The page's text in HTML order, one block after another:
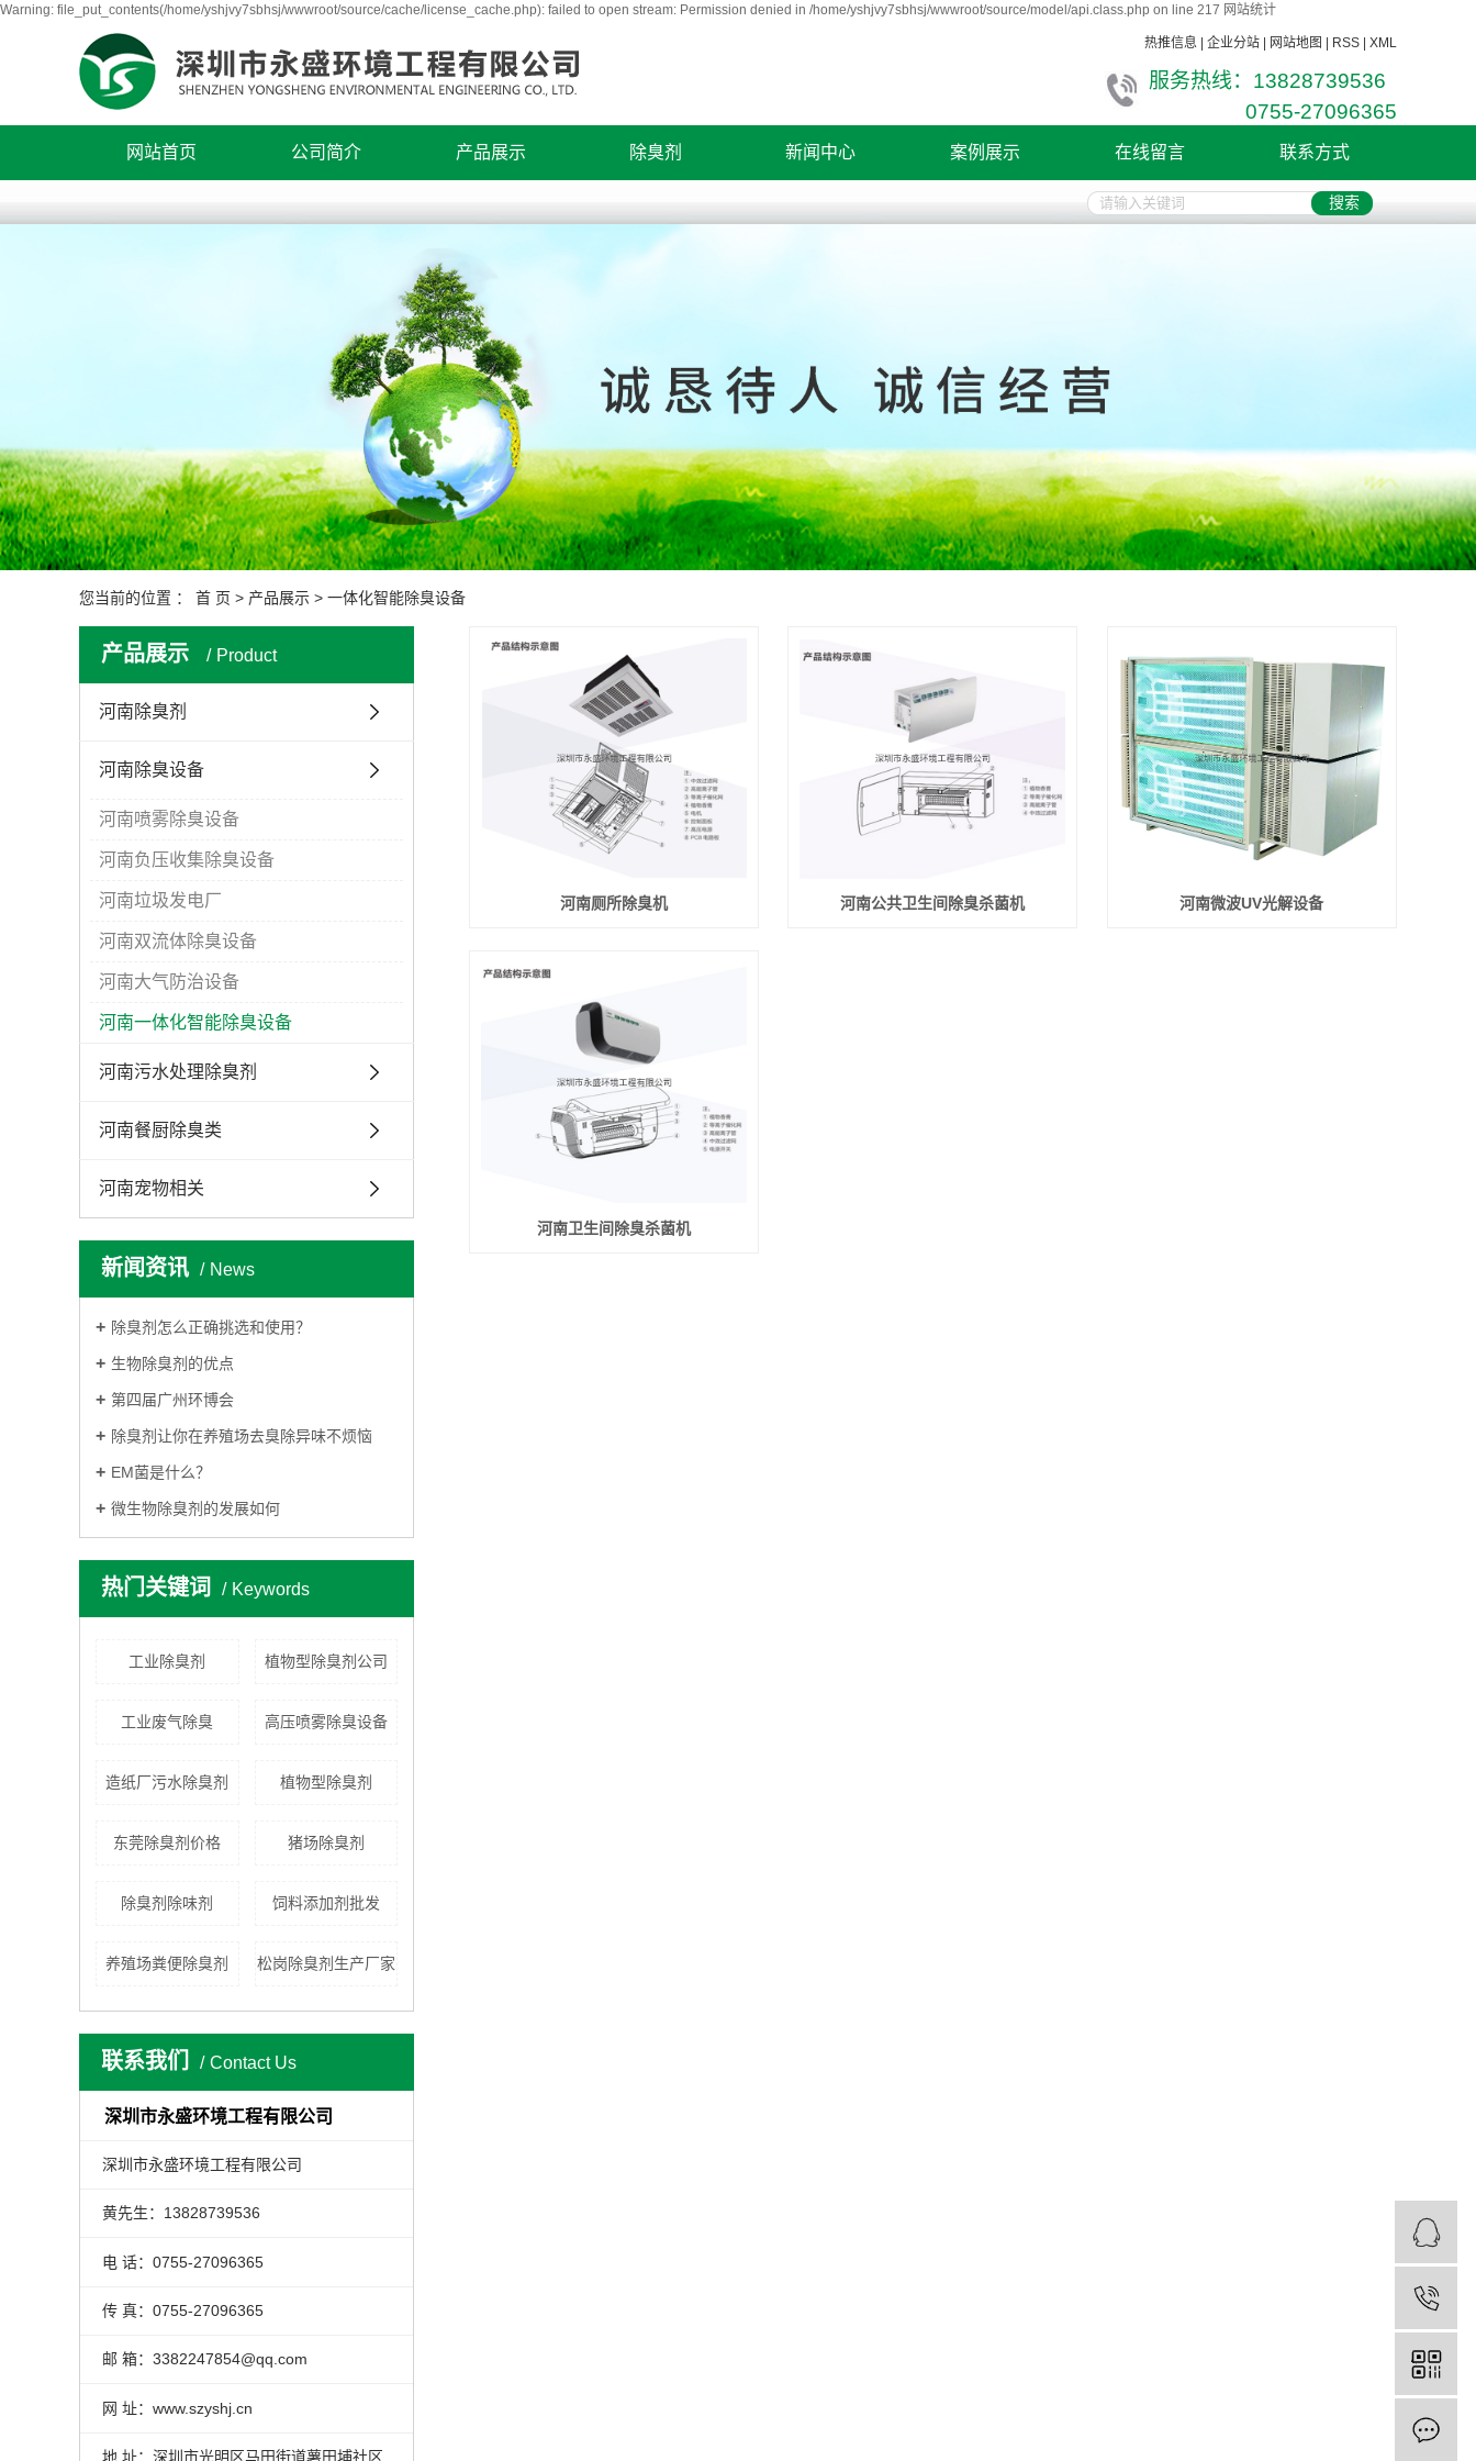
Warning: file_put_contents(/home/yshjvy7sbhsj/wwwroot/source/cache/license_cache.php): failed to open stream: Permission denied in /home/yshjvy7sbhsj/wwwroot/source/model/api.class.php on line 217 网站统计
热推信息 企业分站 网站地图 RSS XML
服务热线：13828739536
0755-27096365
网站首页 公司简介 产品展示 除臭剂 新闻中心 案例展示 在线留言 联系方式
您当前的位置 ： 首 页 > 产品展示 > 一体化智能除臭设备
产品展示 Product
河南除臭剂
河南除臭设备
河南喷雾除臭设备
河南负压收集除臭设备
河南垃圾发电厂
河南双流体除臭设备
河南大气防治设备
河南一体化智能除臭设备
河南污水处理除臭剂
河南餐厨除臭类
河南宠物相关
新闻资讯 News
除臭剂怎么正确挑选和使用？
生物除臭剂的优点
第四届广州环博会
除臭剂让你在养殖场去臭除异味不烦恼
EM菌是什么？
微生物除臭剂的发展如何
热门关键词 Keywords
工业除臭剂 植物型除臭剂公司
工业废气除臭 高压喷雾除臭设备
造纸厂污水除臭剂 植物型除臭剂
东莞除臭剂价格 猪场除臭剂
除臭剂除味剂 饲料添加剂批发
养殖场粪便除臭剂 松岗除臭剂生产厂家
联系我们 Contact Us
深圳市永盛环境工程有限公司
深圳市永盛环境工程有限公司
黄先生：13828739536
电 话：0755-27096365
传 真：0755-27096365
邮 箱：3382247854@qq.com
网 址：www.szyshj.cn
地 址：深圳市光明区马田街道薯田埔社区
河南厕所除臭机 河南公共卫生间除臭杀菌机 河南微波UV光解设备
河南卫生间除臭杀菌机